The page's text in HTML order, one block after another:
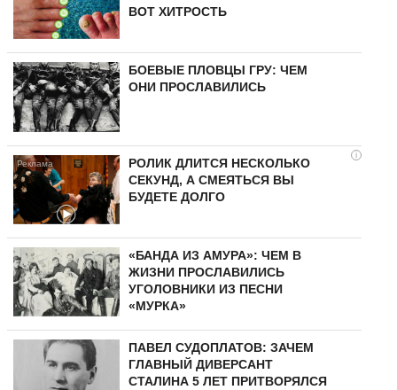
ВОТ ХИТРОСТЬ
БОЕВЫЕ ПЛОВЦЫ ГРУ: ЧЕМ
ОНИ ПРОСЛАВИЛИСЬ
i
РОЛИК ДЛИТСЯ НЕСКОЛЬКО
СЕКУНД, А СМЕЯТЬСЯ ВЫ
БУДЕТЕ ДОЛГО
«БАНДА ИЗ АМУРА»: ЧЕМ В
ЖИЗНИ ПРОСЛАВИЛИСЬ
УГОЛОВНИКИ ИЗ ПЕСНИ
«МУРКА»
ПАВЕЛ СУДОПЛАТОВ: ЗАЧЕМ
ГЛАВНЫЙ ДИВЕРСАНТ
СТАЛИНА 5 ЛЕТ ПРИТВОРЯЛСЯ